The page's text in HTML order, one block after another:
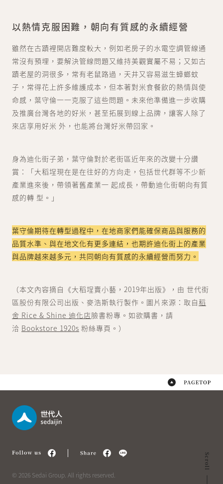
以熱情克服困難，朝向有質感的永續經營
雖然在古蹟裡開店難度較大，例如老房子的水電空調管線通
常沒有預埋，要解決管線問題又維持美觀實屬不易；又如古
蹟老屋的洞很多，常有老鼠路過，天井又容易滋生蟑螂蚊
子，常得花上許多維護成本，但本著對米食餐飲的熱情與使
命感，葉守倫一一克服了這些問題。未來他準備進一步收購
及推廣台灣各地的好米，甚至拓展到線上品牌，讓客人除了
來店享用好米 外，也能將台灣好米帶回家。
身為迪化街子弟，葉守倫對於老街區近年來的改變十分讚
賞：「大稻埕現在是在往好的方向走，包括世代群等不少新
產業進來後，帶領著舊產業一 起成長，帶動迪化街朝向有質
感的轉 型。」
葉守倫期待在轉型過程中，在地商家們能確保商品與服務的
品質水準、與在地文化有更多連結，也期許迪化街上的產業
與品牌越來越多元，共同朝向有質感的永續經營而努力。
（本文內容摘自《大稻埕賣小藝，2019年出版》，由 世代街
區股份有限公司出版、麥浩斯執行製作。圖片來源：取自稻
舍 Rice & Shine 迪化店臉書粉專。如欲購書，請
洽 Bookstore 1920s 粉絲專頁。）
© 2026 Sedai Group. All rights reserved.